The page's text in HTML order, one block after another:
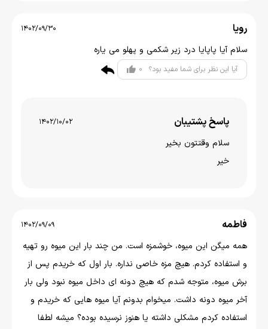
رویا 1402/09/30
سلام آیا پاپایا درد زیر شکمی و پهلو می یاره
آیا این نظر برای شما مفید بود؟ 0
پاسخ پشتیبان 1402/10/02
سلام وقتتون بخير
خیر
فاطمه 1402/09/09
همه میگن این میوه، خوشمزه است. من چند بار این میوه رو تهیه
و استفاده کردم. هیچ مزه خاصی نداره. بار اول که خریدم پس از
برش میوه، متوجه شدم که هیچ دونه ای داخل میوه نبود ولی بار
آخر میوه دونه داشت. میخوام بدونم آیا میوه هایی که خریدم و
استفاده کردم مشکلی داشته یا هنوز نرسیده بوده؟ میشه لطفا